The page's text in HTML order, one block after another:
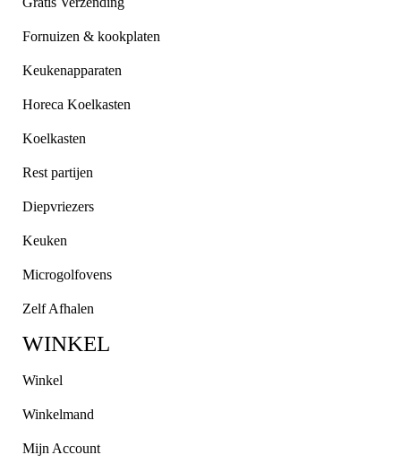
Fornuizen & kookplaten
Keukenapparaten
Horeca Koelkasten
Koelkasten
Rest partijen
Diepvriezers
Keuken
Microgolfovens
Zelf Afhalen
WINKEL
Winkel
Winkelmand
Mijn Account